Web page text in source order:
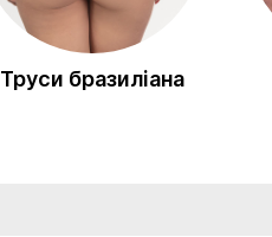
Труси бразиліана